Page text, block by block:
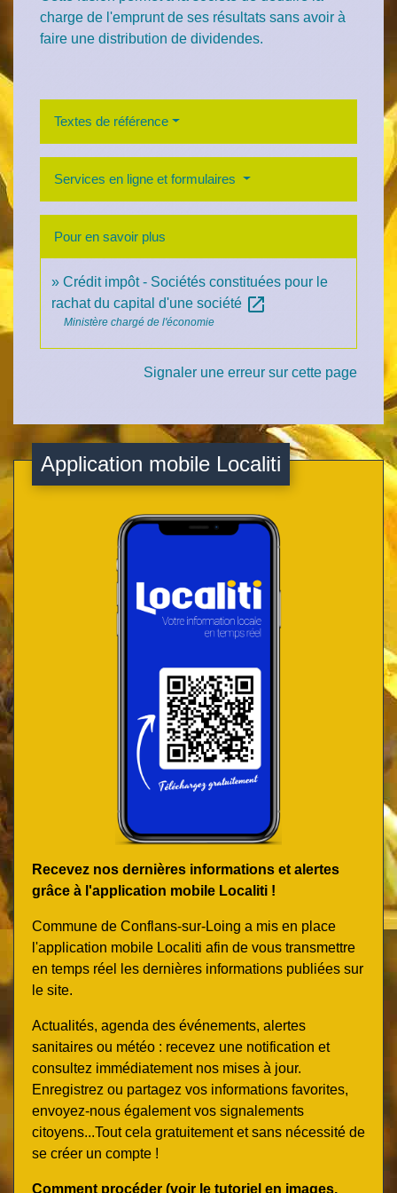
charge de l'emprunt de ses résultats sans avoir à
faire une distribution de dividendes.
Textes de référence
Services en ligne et formulaires
Pour en savoir plus
Crédit impôt - Sociétés constituées pour le
rachat du capital d'une société open_in_new
Ministère chargé de l'économie
Signaler une erreur sur cette page
Application mobile Localiti
Recevez nos dernières informations et alertes
grâce à l'application mobile Localiti !
Commune de Conflans-sur-Loing a mis en place
l'application mobile Localiti afin de vous transmettre
en temps réel les dernières informations publiées sur
le site.
Actualités, agenda des événements, alertes
sanitaires ou météo : recevez une notification et
consultez immédiatement nos mises à jour.
Enregistrez ou partagez vos informations favorites,
envoyez-nous également vos signalements
citoyens...Tout cela gratuitement et sans nécessité de
se créer un compte !
Comment procéder (voir le tutoriel en images,